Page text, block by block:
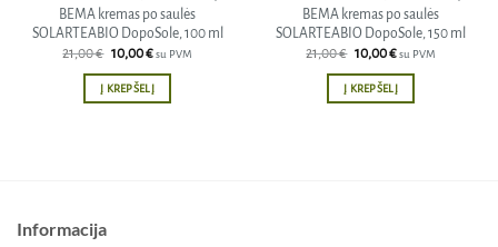
BEMA kremas po saulės
SOLARTEABIO DopoSole, 100 ml
21,00€ Original
was:
21,00 €.
10,00€Current
is:
10,00 €.
su PVM
Į KREPŠELĮ
BEMA kremas po saulės
SOLARTEABIO DopoSole, 150 ml
21,00€ Original
was:
21,00 €.
10,00€Current
is:
10,00 €.
su PVM
Į KREPŠELĮ
Informacija